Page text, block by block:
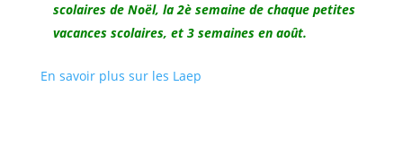
scolaires de Noël, la 2è semaine de chaque petites
vacances scolaires, et 3 semaines en août.
En savoir plus sur les Laep